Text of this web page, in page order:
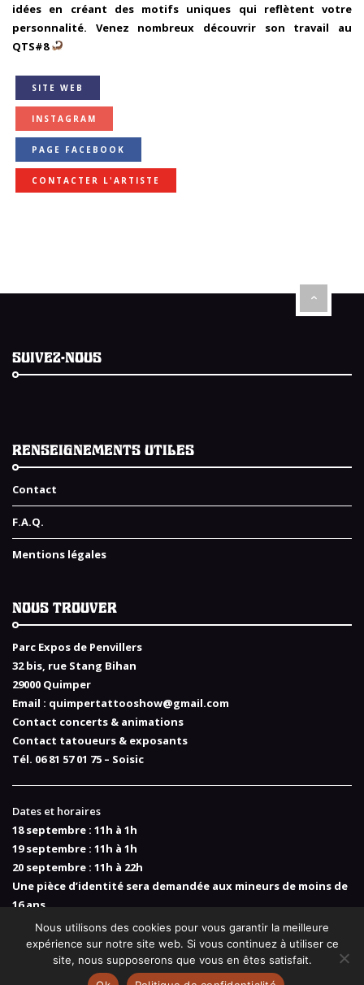
idées en créant des motifs uniques qui reflètent votre
personnalité. Venez nombreux découvrir son travail au
QTS#8
SITE WEB
INSTAGRAM
PAGE FACEBOOK
CONTACTER L'ARTISTE
SUIVEZ-NOUS
RENSEIGNEMENTS UTILES
Contact
F.A.Q.
Mentions légales
NOUS TROUVER
Parc Expos de Penvillers
32 bis, rue Stang Bihan
29000 Quimper
Email : quimpertattooshow@gmail.com
Contact concerts & animations
Contact tatoueurs & exposants
Tél. 06 81 57 01 75 – Soisic
Dates et horaires
18 septembre : 11h à 1h
19 septembre : 11h à 1h
20 septembre : 11h à 22h
Une pièce d’identité sera demandée aux mineurs de moins de
16 ans
Quimper Tattoo Show ©2017-2026. Tous droits réservés.
Nous utilisons des cookies pour vous garantir la meilleure
expérience sur notre site web. Si vous continuez à utiliser ce
site, nous supposerons que vous en êtes satisfait.